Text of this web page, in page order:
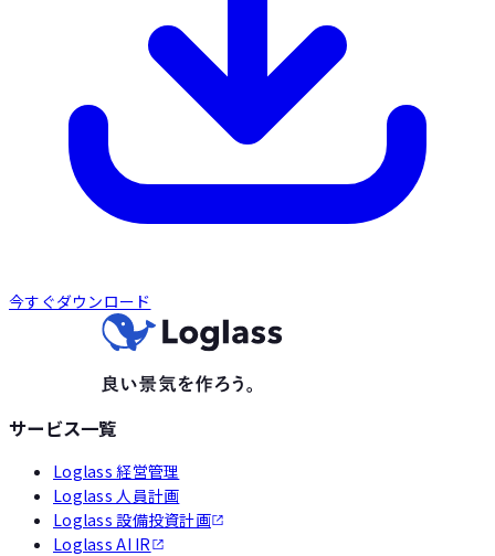
今すぐダウンロード
サービス一覧
Loglass 経営管理
Loglass 人員計画
Loglass 設備投資計画
Loglass AI IR